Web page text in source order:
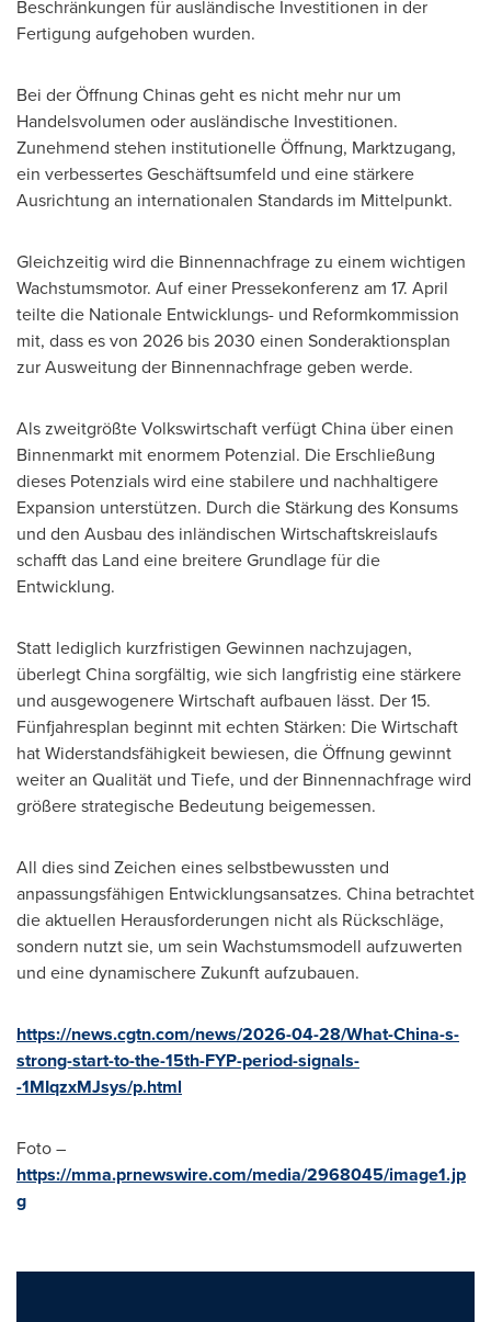
Beschränkungen für ausländische Investitionen in der
Fertigung aufgehoben wurden.
Bei der Öffnung Chinas geht es nicht mehr nur um
Handelsvolumen oder ausländische Investitionen.
Zunehmend stehen institutionelle Öffnung, Marktzugang,
ein verbessertes Geschäftsumfeld und eine stärkere
Ausrichtung an internationalen Standards im Mittelpunkt.
Gleichzeitig wird die Binnennachfrage zu einem wichtigen
Wachstumsmotor. Auf einer Pressekonferenz am 17. April
teilte die Nationale Entwicklungs- und Reformkommission
mit, dass es von 2026 bis 2030 einen Sonderaktionsplan
zur Ausweitung der Binnennachfrage geben werde.
Als zweitgrößte Volkswirtschaft verfügt China über einen
Binnenmarkt mit enormem Potenzial. Die Erschließung
dieses Potenzials wird eine stabilere und nachhaltigere
Expansion unterstützen. Durch die Stärkung des Konsums
und den Ausbau des inländischen Wirtschaftskreislaufs
schafft das Land eine breitere Grundlage für die
Entwicklung.
Statt lediglich kurzfristigen Gewinnen nachzujagen,
überlegt China sorgfältig, wie sich langfristig eine stärkere
und ausgewogenere Wirtschaft aufbauen lässt. Der 15.
Fünfjahresplan beginnt mit echten Stärken: Die Wirtschaft
hat Widerstandsfähigkeit bewiesen, die Öffnung gewinnt
weiter an Qualität und Tiefe, und der Binnennachfrage wird
größere strategische Bedeutung beigemessen.
All dies sind Zeichen eines selbstbewussten und
anpassungsfähigen Entwicklungsansatzes. China betrachtet
die aktuellen Herausforderungen nicht als Rückschläge,
sondern nutzt sie, um sein Wachstumsmodell aufzuwerten
und eine dynamischere Zukunft aufzubauen.
https://news.cgtn.com/news/2026-04-28/What-China-s-
strong-start-to-the-15th-FYP-period-signals-
-1MIqzxMJsys/p.html
Foto –
https://mma.prnewswire.com/media/2968045/image1.jp
g